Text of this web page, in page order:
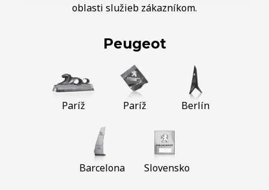
oblasti služieb zákazníkom.
Peugeot
Paríž Paríž Berlín
Barcelona Slovensko